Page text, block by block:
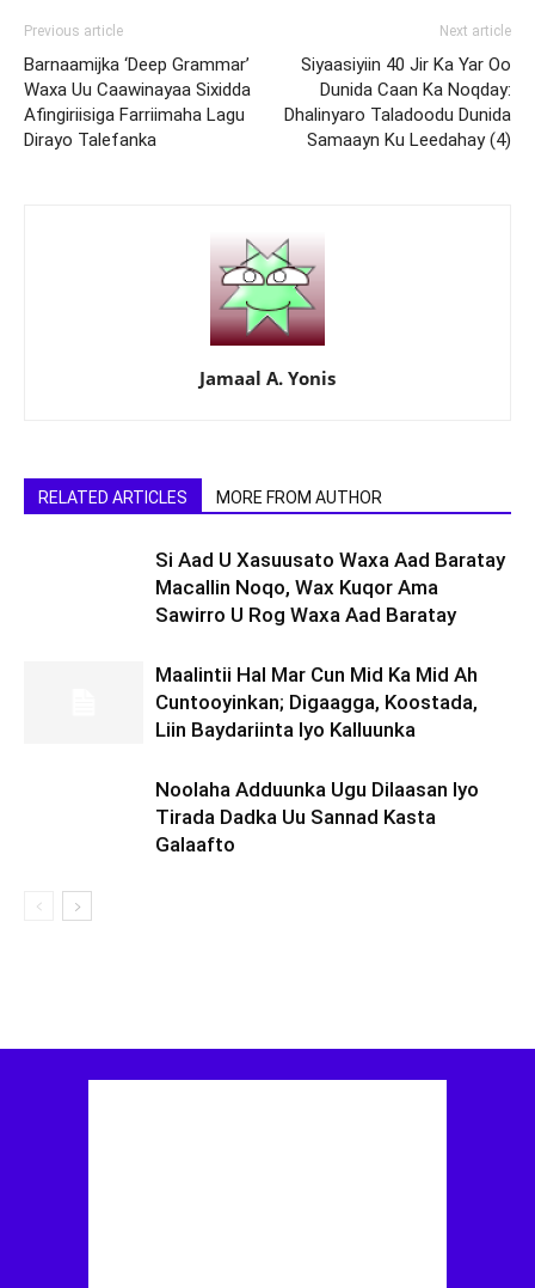
Previous article
Barnaamijka ‘Deep Grammar’
Waxa Uu Caawinayaa Sixidda
Afingiriisiga Farriimaha Lagu
Dirayo Talefanka
Next article
Siyaasiyiin 40 Jir Ka Yar Oo
Dunida Caan Ka Noqday:
Dhalinyaro Taladoodu Dunida
Samaayn Ku Leedahay (4)
Jamaal A. Yonis
RELATED ARTICLES MORE FROM AUTHOR
Si Aad U Xasuusato Waxa Aad Baratay
Macallin Noqo, Wax Kuqor Ama
Sawirro U Rog Waxa Aad Baratay
Maalintii Hal Mar Cun Mid Ka Mid Ah
Cuntooyinkan; Digaagga, Koostada,
Liin Baydariinta Iyo Kalluunka
Noolaha Adduunka Ugu Dilaasan Iyo
Tirada Dadka Uu Sannad Kasta
Galaafto